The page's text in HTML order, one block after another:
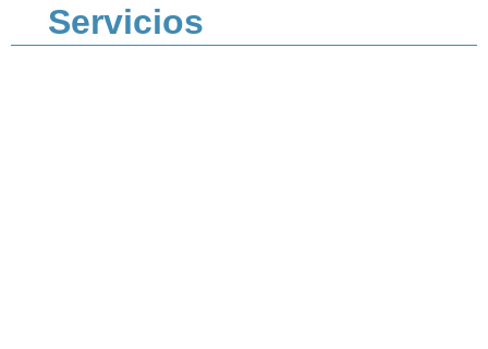
Servicios